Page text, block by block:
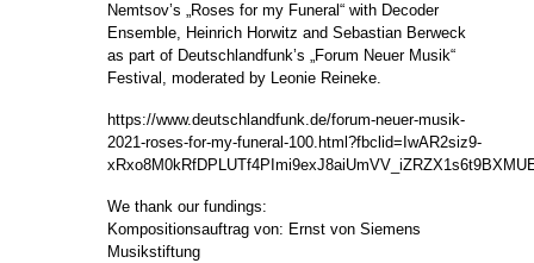
Nemtsov’s „Roses for my Funeral“ with Decoder
Ensemble, Heinrich Horwitz and Sebastian Berweck
as part of Deutschlandfunk’s „Forum Neuer Musik“
Festival, moderated by Leonie Reineke.
https://www.deutschlandfunk.de/forum-neuer-musik-
2021-roses-for-my-funeral-100.html?fbclid=IwAR2siz9-
We thank our fundings:
Kompositionsauftrag von: Ernst von Siemens
Musikstiftung